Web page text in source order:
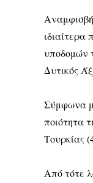
υποδομών
Δυτικός
Σύμφωνα
ποιότητα
Τουρκίας
Από τότε